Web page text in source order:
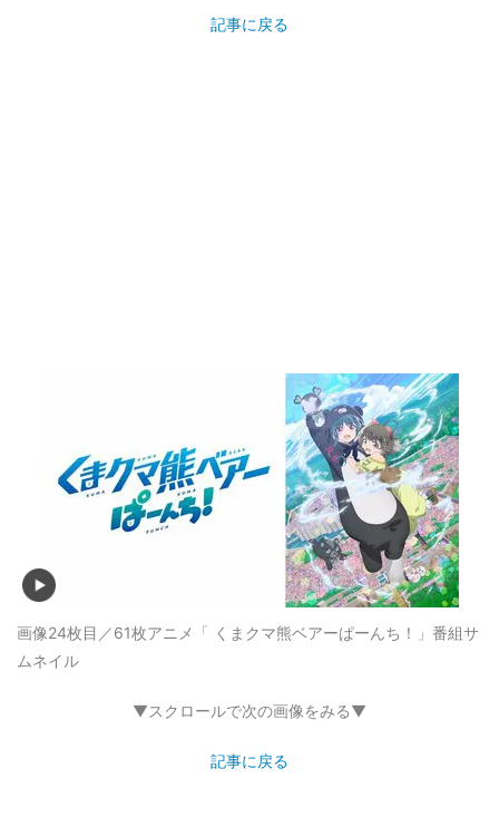
記事に戻る
画像24枚目／61枚アニメ「 くまクマ熊ベアーぱーんち！」番組サ
ムネイル
▼スクロールで次の画像をみる▼
記事に戻る